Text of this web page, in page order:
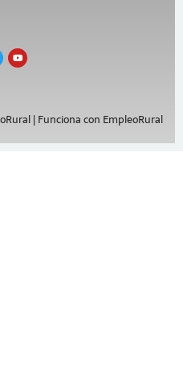
| Funciona con EmpleoRural